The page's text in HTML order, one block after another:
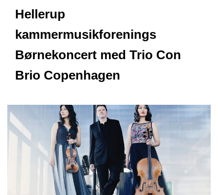
Hellerup
kammermusikforenings
Børnekoncert med Trio Con
Brio Copenhagen